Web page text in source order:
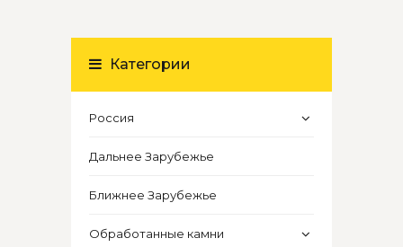
Категории
Россия
Дальнее Зарубежье
Ближнее Зарубежье
Обработанные камни